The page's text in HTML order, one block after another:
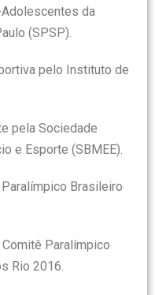
da
(SPSP).
pelo Instituto de
pela Sociedade
e Esporte (SBMEE).
Brasileiro
Paralímpico
Rio 2016.